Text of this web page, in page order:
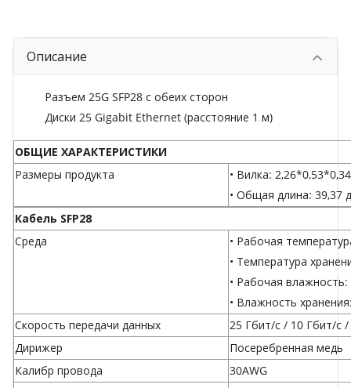
Описание
Разъем 25G SFP28 с обеих сторон
Диски 25 Gigabit Ethernet (расстояние 1 м)
ОБЩИЕ ХАРАКТЕРИСТИКИ
Размеры продукта
• Вилка:
• Общая длина: 39,37
Кабель SFP28
Среда
• Рабочая
• Температура
• Рабочая
• Влажность
Скорость передачи данных
25 Гбит/с / 10 Гбит/с
Дирижер
Посеребренная медь
Калибр провода
30AWG